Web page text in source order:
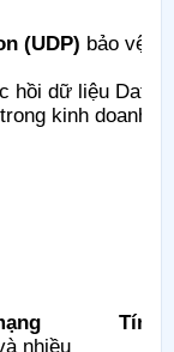
(UDP) bảo vệ
hồi dữ liệu Data
kinh doanh
nhiều
Tính